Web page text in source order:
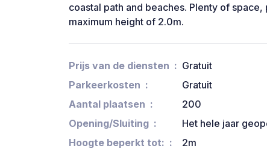
coastal path and beaches. Plenty of
maximum height of 2.0m.
Prijs van de diensten
Gratuit
Parkeerkosten
Gratuit
Aantal plaatsen
200
Opening/Sluiting
Het hele jaar
Hoogte beperkt tot:
2m